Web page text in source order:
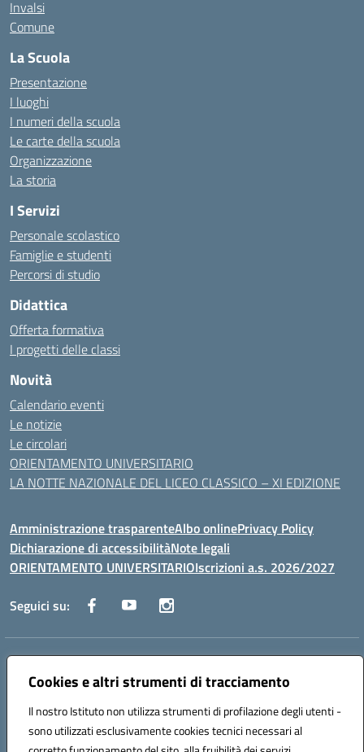
Cookies e altri strumenti di tracciamento
Il nostro Istituto non utilizza strumenti di profilazione degli utenti -
sono utilizzati esclusivamente cookies tecnici necessari al
Invalsi
Comune
La Scuola
Presentazione
I luoghi
I numeri della scuola
Le carte della scuola
Organizzazione
La storia
I Servizi
Personale scolastico
Famiglie e studenti
Percorsi di studio
Didattica
Offerta formativa
I progetti delle classi
Novità
Calendario eventi
Le notizie
Le circolari
ORIENTAMENTO UNIVERSITARIO
LA NOTTE NAZIONALE DEL LICEO CLASSICO – XI EDIZIONE
Amministrazione trasparenteAlbo onlinePrivacy Policy
Dichiarazione di accessibilitàNote legali
ORIENTAMENTO UNIVERSITARIOIscrizioni a.s. 2026/2027
Seguici su:
Indirizzo:
Centralino:0882 331218 Email:fgps210002@istruzione.it
Codice fiscale: 93071630714
Codice meccanografico:
FGPS210002